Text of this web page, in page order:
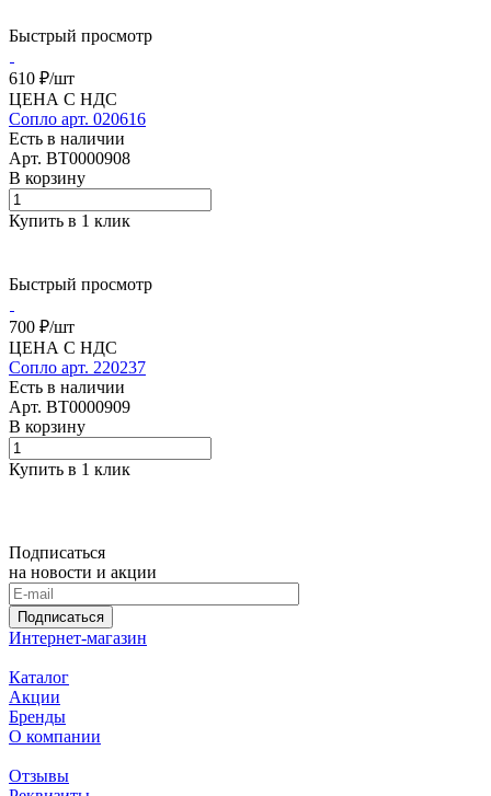
Быстрый просмотр
610 ₽/шт
ЦЕНА С НДС
Сопло арт. 020616
Есть в наличии
Арт. BT0000908
В корзину
Купить в 1 клик
Быстрый просмотр
700 ₽/шт
ЦЕНА С НДС
Сопло арт. 220237
Есть в наличии
Арт. BT0000909
В корзину
Купить в 1 клик
Подписаться
на новости и акции
Подписаться
Интернет-магазин
Каталог
Акции
Бренды
О компании
Отзывы